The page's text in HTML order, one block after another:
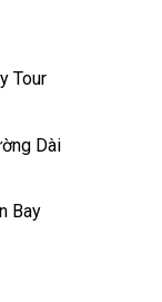
Tour
Dài
Bay